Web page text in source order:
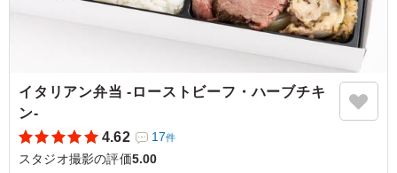
イタリアン弁当 -ローストビーフ・ハーブチキ
ン‐
4.62
17件
スタジオ撮影の評価5.00